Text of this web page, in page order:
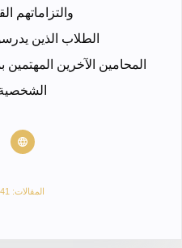
والتزاماتهم
الطلاب الذين
المحامين الآخرين المهتمين
المقالات: 41